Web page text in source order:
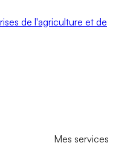
de l'agriculture et de
Mes services